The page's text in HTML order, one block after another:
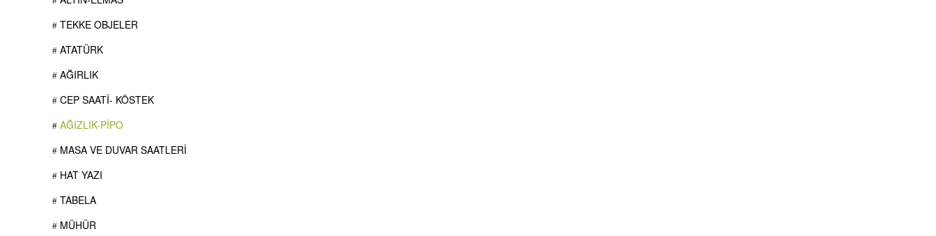
TEKKE OBJELER
ATATÜRK
AĞIRLIK
CEP SAATİ- KÖSTEK
AĞIZLIK-PİPO
MASA VE DUVAR SAATLERİ
HAT YAZI
TABELA
MÜHÜR